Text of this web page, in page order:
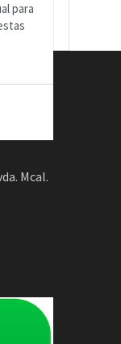
para
Mcal.